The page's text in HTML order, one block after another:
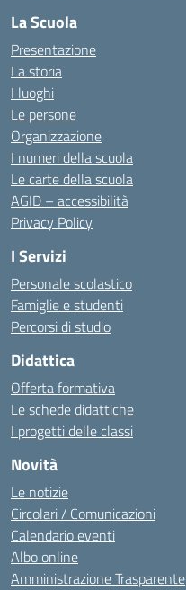
La Scuola
Presentazione
La storia
I luoghi
Le persone
Organizzazione
I numeri della scuola
Le carte della scuola
AGID – accessibilità
Privacy Policy
I Servizi
Personale scolastico
Famiglie e studenti
Percorsi di studio
Didattica
Offerta formativa
Le schede didattiche
I progetti delle classi
Novità
Le notizie
Circolari / Comunicazioni
Calendario eventi
Albo online
Amministrazione Trasparente